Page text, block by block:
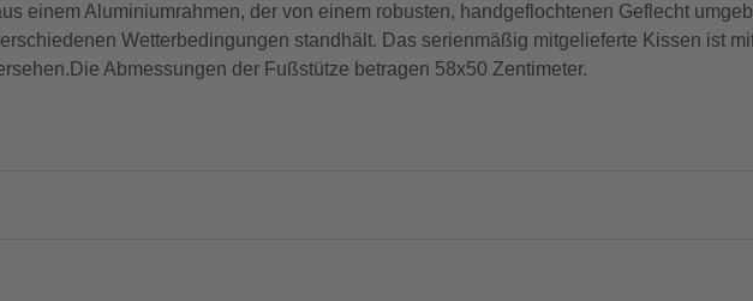
einem Aluminiumrahmen, der von einem robusten, handgeflochtenen Geflecht
Wetterbedingungen standhält. Das serienmäßig mitgelieferte Kissen ist
Abmessungen der Fußstütze betragen 58x50 Zentimeter.